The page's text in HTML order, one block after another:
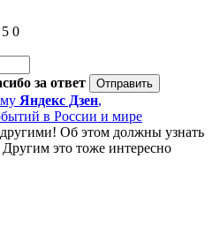
5 0
за ответ
Яндекс Дзен,
в России и мире
Об этом должны узнать
это тоже интересно